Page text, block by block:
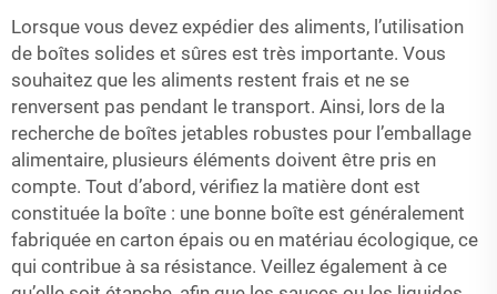
Lorsque vous devez expédier des aliments, l’utilisation
de boîtes solides et sûres est très importante. Vous
souhaitez que les aliments restent frais et ne se
renversent pas pendant le transport. Ainsi, lors de la
recherche de boîtes jetables robustes pour l’emballage
alimentaire, plusieurs éléments doivent être pris en
compte. Tout d’abord, vérifiez la matière dont est
constituée la boîte : une bonne boîte est généralement
fabriquée en carton épais ou en matériau écologique, ce
qui contribue à sa résistance. Veillez également à ce